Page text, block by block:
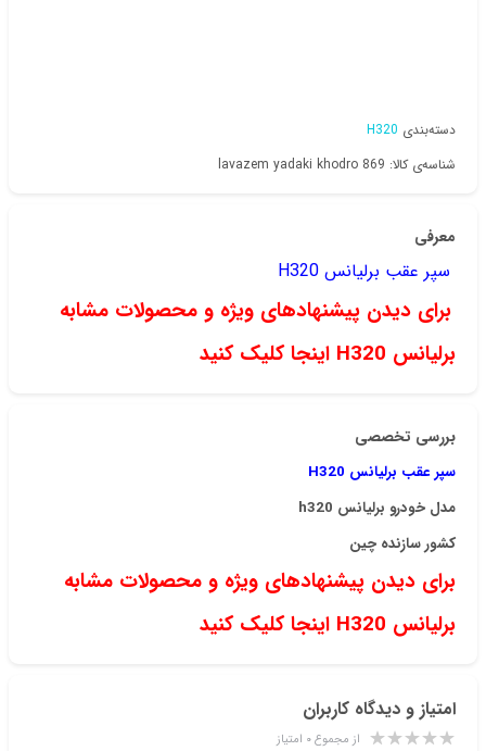
دسته‌بندی H320
شناسه‌ی کالا: lavazem yadaki khodro 869
معرفی
سپر عقب برلیانس H320
برای دیدن پیشنهادهای ویژه و محصولات مشابه
برلیانس H320 اینجا کلیک کنید
بررسی تخصصی
سپر عقب برلیانس H320
مدل خودرو برلیانس h320
کشور سازنده چین
برای دیدن پیشنهادهای ویژه و محصولات مشابه
برلیانس H320 اینجا کلیک کنید
امتیاز و دیدگاه کاربران
از مجموع ۰ امتیاز